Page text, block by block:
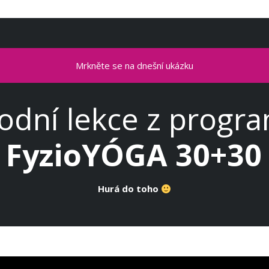
Mrkněte se na dnešní ukázku
lekce z
FyzioYÓGA 30+30
Hurá do toho